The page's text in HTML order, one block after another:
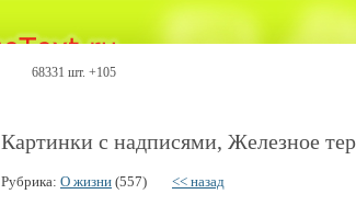
68331 шт. +105
Картинки с надписями, Жeлeзнoe
Рубрика: О жизни (557) << назад